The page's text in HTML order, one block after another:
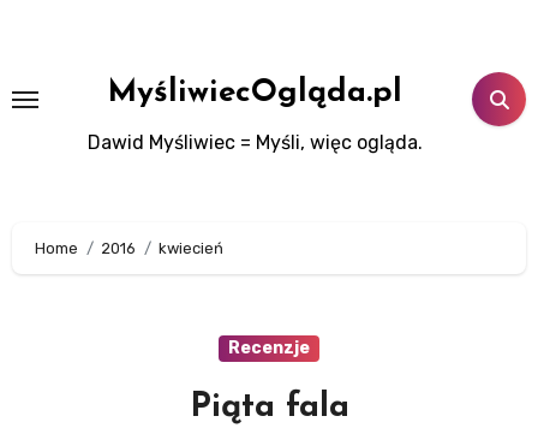
MyśliwiecOgląda.pl
Dawid Myśliwiec = Myśli, więc ogląda.
Home 2016 kwiecień
Recenzje
Piąta fala